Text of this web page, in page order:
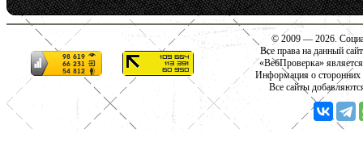
© 2009 — 2026.
Все права на данный
«ВебПроверка»
Информация о сторонних
Все сайты